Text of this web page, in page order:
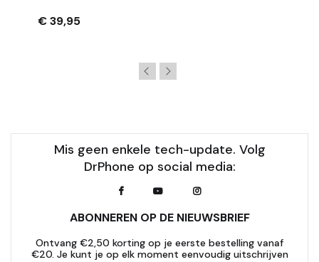
€ 39,95
Mis geen enkele tech-update. Volg
DrPhone op social media:
ABONNEREN OP DE NIEUWSBRIEF
Ontvang €2,50 korting op je eerste bestelling vanaf
€20. Je kunt je op elk moment eenvoudig uitschrijven